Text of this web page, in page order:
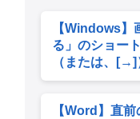
【Windows】
る」のショー
（または、[→]
【Word】直